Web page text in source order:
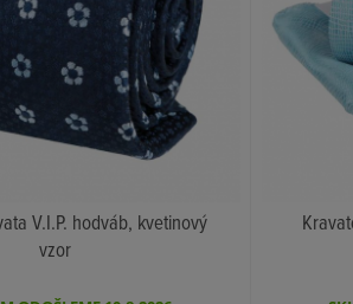
KÚPIŤ
V.I.P. hodváb, kvetinový
vzor